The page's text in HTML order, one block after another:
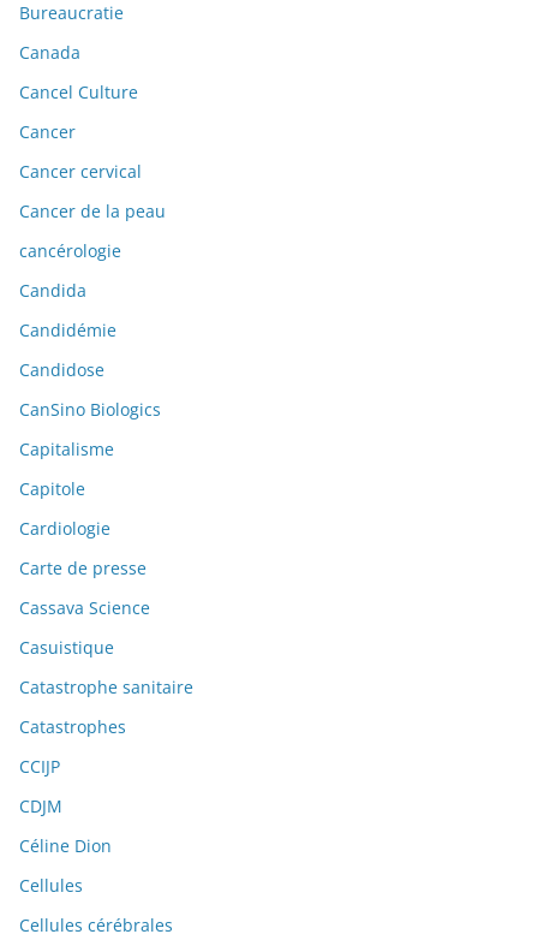
Bureaucratie
Canada
Cancel Culture
Cancer
Cancer cervical
Cancer de la peau
cancérologie
Candida
Candidémie
Candidose
CanSino Biologics
Capitalisme
Capitole
Cardiologie
Carte de presse
Cassava Science
Casuistique
Catastrophe sanitaire
Catastrophes
CCIJP
CDJM
Céline Dion
Cellules
Cellules cérébrales